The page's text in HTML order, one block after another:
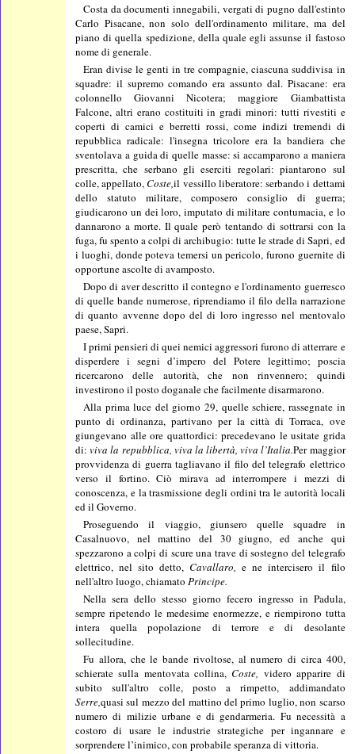
Costa da documenti innegabili, vergati di pugno dall'estinto
Carlo Pisacane, non solo dell'ordinamento militare, ma del
piano di quella spedizione, della quale egli assunse il fastoso
nome di generale.
Eran divise le genti in tre compagnie, ciascuna suddivisa in
squadre: il supremo comando era assunto dal. Pisacane: era
colonnello Giovanni Nicotera; maggiore Giambattista
Falcone, altri erano costituiti in gradi minori: tutti rivestiti e
coperti di camici e berretti rossi, come indizi tremendi di
repubblica radicale: l'insegna tricolore era la bandiera che
sventolava a guida di quelle masse: si accamparono a maniera
prescritta, che serbano gli eserciti regolari: piantarono sul
colle, appellato,Coste,il vessillo liberatore: serbando i dettami
dello statuto militare, composero consiglio di guerra;
giudicarono un dei loro, imputato di militare contumacia, e lo
dannarono a morte. Il quale però tentando di sottrarsi con la
fuga, fu spento a colpi di archibugio: tutte le strade di Sapri, ed
i luoghi, donde poteva temersi un pericolo, furono guernite di
opportune ascolte di avamposto.
Dopo di aver descritto il contegno e l'ordinamento guerresco
di quelle bande numerose, riprendiamo il filo della narrazione
di quanto avvenne dopo del di loro ingresso nel mentovalo
paese, Sapri.
I primi pensieri di quei nemici aggressori furono di atterrare e
disperdere i segni d’impero del Potere legittimo; poscia
ricercarono delle autorità, che non rinvennero; quindi
investirono il posto doganale che facilmente disarmarono.
Alla prima luce del giorno 29, quelle schiere, rassegnate in
punto di ordinanza, partivano per la città di Torraca, ove
giungevano alle ore quattordici: precedevano le usitate grida
di:viva la repubblica, viva la libertà, viva l’Italia.Per maggior
provvidenza di guerra tagliavano il filo del telegrafo elettrico
verso il fortino. Ciò mirava ad interrompere i mezzi di
conoscenza, e la trasmissione degli ordini tra le autorità locali
ed il Governo.
Proseguendo il viaggio, giunsero quelle squadre in
Casalnuovo, nel mattino del 30 giugno, ed anche qui
spezzarono a colpi di scure una trave di sostegno del telegrafo
elettrico, nel sito detto,Cavallaro, e ne intercisero il filo
nell'altro luogo, chiamatoPrincipe.
Nella sera dello stesso giorno fecero ingresso in Padula,
sempre ripetendo le medesime enormezze, e riempirono tutta
intera quella popolazione di terrore e di desolante
sollecitudine.
Fu allora, che le bande rivoltose, al numero di circa 400,
schierate sulla mentovata collina,Coste, videro apparire di
subito sull'altro colle, posto a rimpetto, addimandato
Serre,quasi sul mezzo del mattino del primo luglio, non scarso
numero di milizie urbane e di gendarmeria. Fu necessità a
costoro di usare le industrie strategiche per ingannare e
sorprendere l’inimico, con probabile speranza di vittoria.